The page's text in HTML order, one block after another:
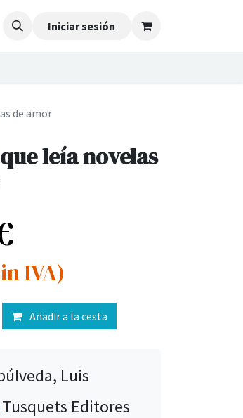
Iniciar sesión
de amor
leía novelas
IVA)
Añadir a la cesta
Luis
Tusquets Editores